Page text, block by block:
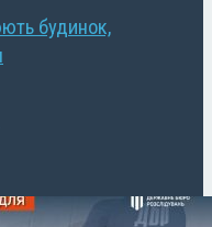
будинок,